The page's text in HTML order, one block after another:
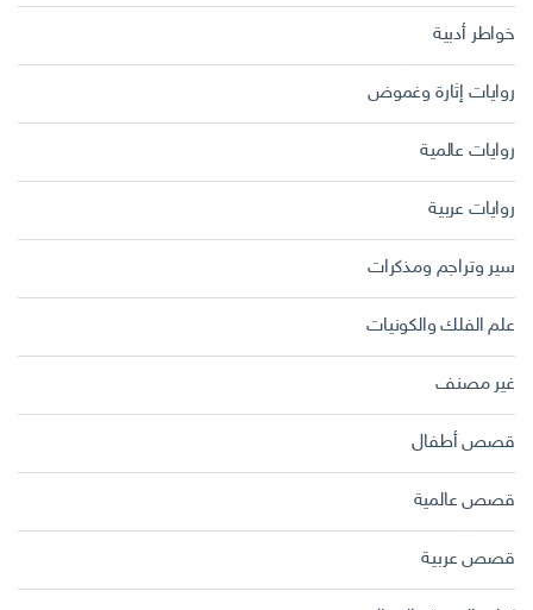
خواطر أدبية
روايات إثارة وغموض
روايات عالمية
روايات عربية
سير وتراجم ومذكرات
علم الفلك والكونيات
غير مصنف
قصص أطفال
قصص عالمية
قصص عربية